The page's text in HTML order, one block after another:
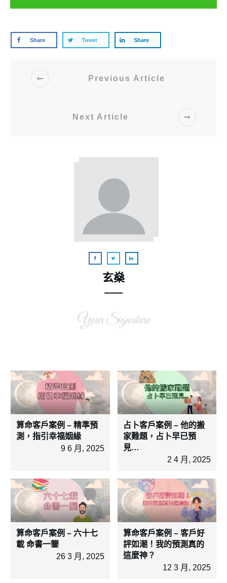
Share Tweet Share
Previous Article
Next Article
玄燊
Your Signature
算命客戶案例 – 精準預
測，指引幸福姻緣
9 6 月, 2025
占卜客戶案例 – 他的搬
家難題，占卜早已預
見…
2 4 月, 2025
算命客戶案例 – 六十七
載 命書一鑒
26 3 月, 2025
算命客戶案例 – 客戶好
評如潮！我的預測真的
這麼神？
12 3 月, 2025